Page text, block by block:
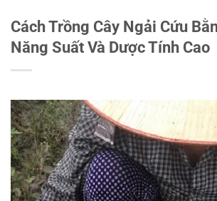
Cách Trồng Cây Ngải Cứu
Năng Suất Và Dược Tính Cao